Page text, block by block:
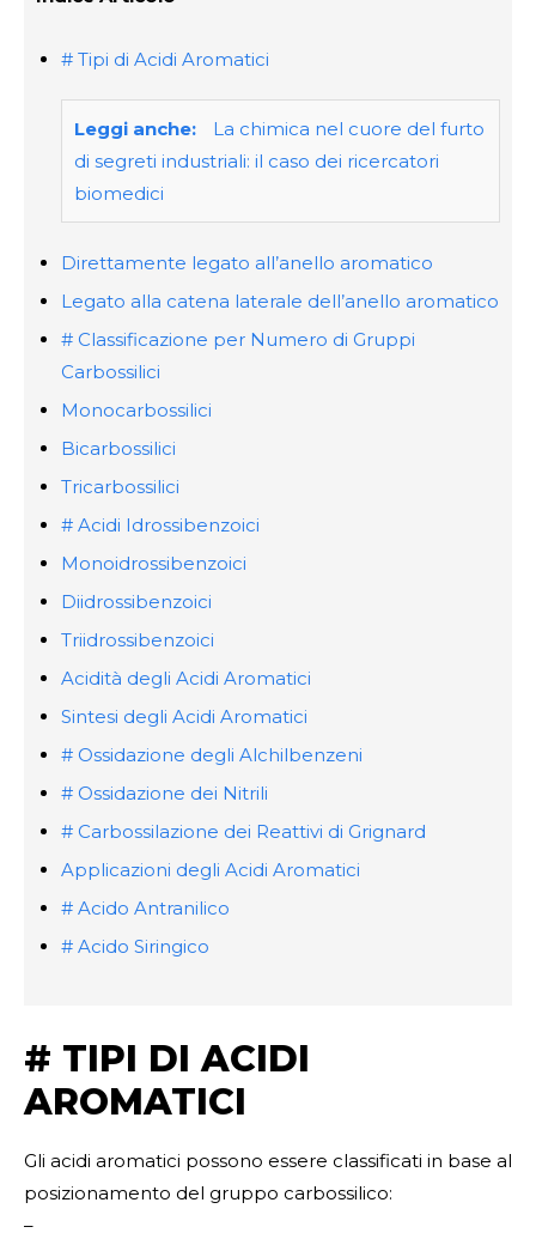
# Tipi di Acidi Aromatici
Leggi anche:
La chimica nel cuore del furto
di segreti industriali: il caso dei ricercatori
biomedici
Direttamente legato all’anello aromatico
Legato alla catena laterale dell’anello aromatico
# Classificazione per Numero di Gruppi
Carbossilici
Monocarbossilici
Bicarbossilici
Tricarbossilici
# Acidi Idrossibenzoici
Monoidrossibenzoici
Diidrossibenzoici
Triidrossibenzoici
Acidità degli Acidi Aromatici
Sintesi degli Acidi Aromatici
# Ossidazione degli Alchilbenzeni
# Ossidazione dei Nitrili
# Carbossilazione dei Reattivi di Grignard
Applicazioni degli Acidi Aromatici
# Acido Antranilico
# Acido Siringico
# TIPI DI ACIDI
AROMATICI
Gli acidi aromatici possono essere classificati in base al
posizionamento del gruppo carbossilico:
–